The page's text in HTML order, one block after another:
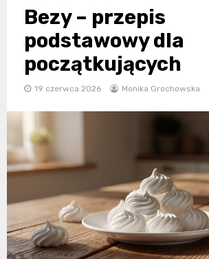
Bezy – przepis
podstawowy dla
początkujących
19 czerwca 2026 Monika Grochowska